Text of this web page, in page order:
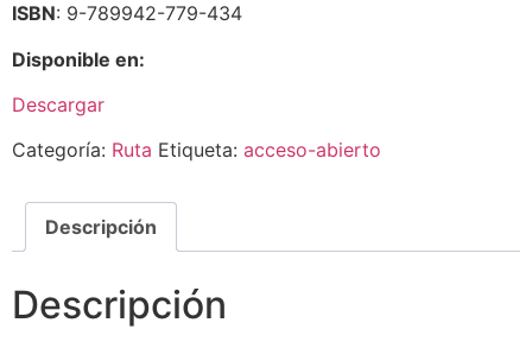
ISBN: 9-789942-779-434
Disponible en:
Descargar
Categoría: Ruta Etiqueta: acceso-abierto
Descripción
Descripción